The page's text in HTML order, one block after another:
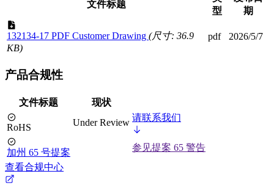
文件标题
型
期
132134-17 PDF Customer Drawing (尺寸: 36.9
KB)
pdf 2026/5/7
产品合规性
文件标题 现状
RoHS Under Review 请联系我们
加州 65 号提案
参见提案 65 警告
查看合规中心